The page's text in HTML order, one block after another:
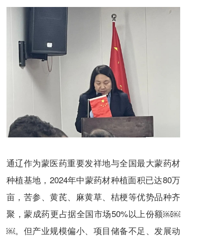
通辽作为蒙医药重要发祥地与全国最大蒙药材
种植基地，2024年中蒙药材种植面积已达80万
亩，苦参、黄芪、麻黄草、桔梗等优势品种齐
聚，蒙成药更占据全国市场50%以上份额￼￼
￼。但产业规模偏小、项目储备不足、发展动